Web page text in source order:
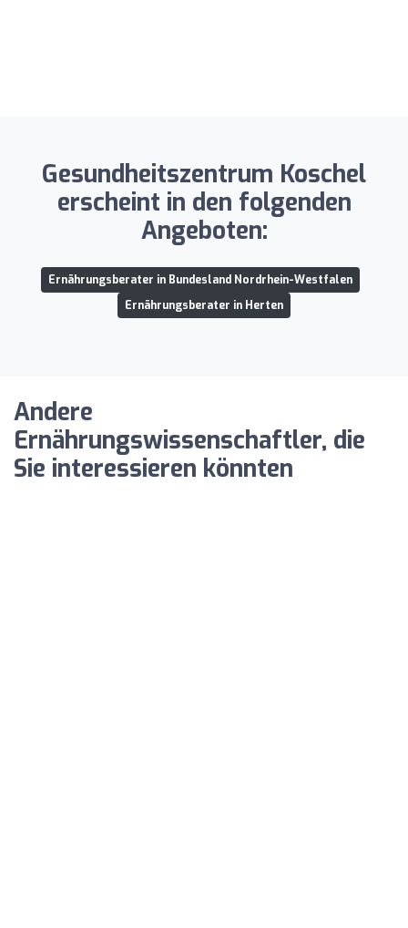
Gesundheitszentrum Koschel
erscheint in den folgenden
Angeboten:
Ernährungsberater in Bundesland Nordrhein-Westfalen
Ernährungsberater in Herten
Andere
Ernährungswissenschaftler, die
Sie interessieren könnten